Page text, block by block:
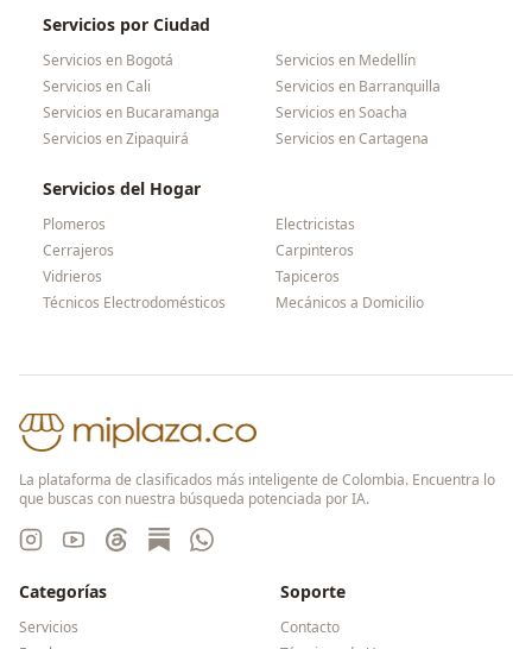
Servicios por Ciudad
Servicios en Bogotá Servicios en Medellín
Servicios enCali Servicios en Barranquilla
Servicios en Bucaramanga Servicios enSoacha
Servicios enZipaquirá Servicios enCartagena
Servicios del Hogar
Plomeros
Electricistas
Cerrajeros
Carpinteros
Vidrieros
Tapiceros
Técnicos Electrodomésticos
Mecánicos a Domicilio
La plataforma de clasificados más inteligente de Colombia. Encuentra lo
que buscas con nuestra búsqueda potenciada por IA.
Categorías
Servicios
Soporte
Contacto